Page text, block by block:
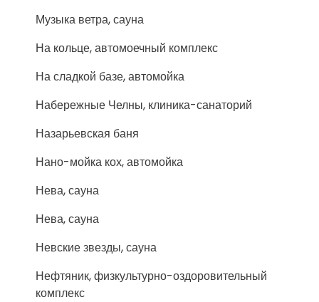
Музыка ветра, сауна
На кольце, автомоечный комплекс
На сладкой базе, автомойка
Набережные Челны, клиника-санаторий
Назарьевская баня
Нано-мойка кох, автомойка
Нева, сауна
Нева, сауна
Невские звезды, сауна
Нефтяник, физкультурно-оздоровительный
комплекс